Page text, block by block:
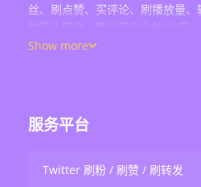
丝、刷点赞、买评论、刷播放量
种真人服务，累计服务全球 20万+
Show more
服务平台
Twitter 刷粉 / 刷赞 / 刷转发